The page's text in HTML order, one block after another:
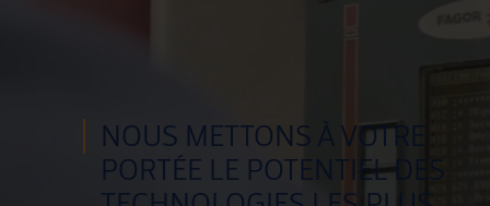
NOUS METTONS À VOTRE
PORTÉE LE POTENTIEL DES